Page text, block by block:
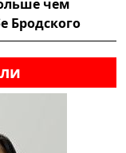
чем
Бродского